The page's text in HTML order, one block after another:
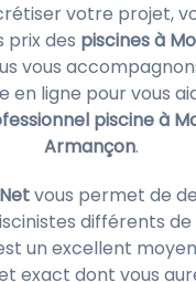
votre projet,
prix des piscines à
vous
en ligne pour vous
piscine à
Armançon.
vous permet de
différents
un excellent
exact dont vous